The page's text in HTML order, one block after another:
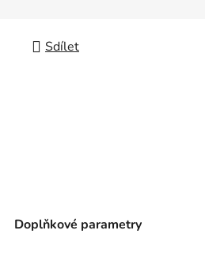
Sdílet
Doplňkové parametry